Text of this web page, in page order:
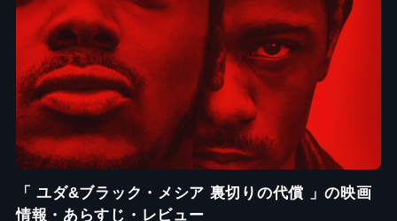
「 ユダ&ブラック・メシア 裏切りの代償 」の映画
情報・あらすじ・レビュー